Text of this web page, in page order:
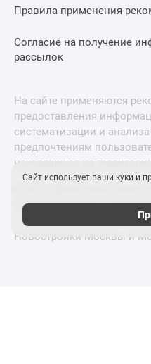
Правила применения
Согласие на получение
рассылок
На сайте применяются
предоставления
систематизации и
предпочтениям
находящихся на
что нужно знать о
Новостройки Москвы и
Сайт использует ваши куки и